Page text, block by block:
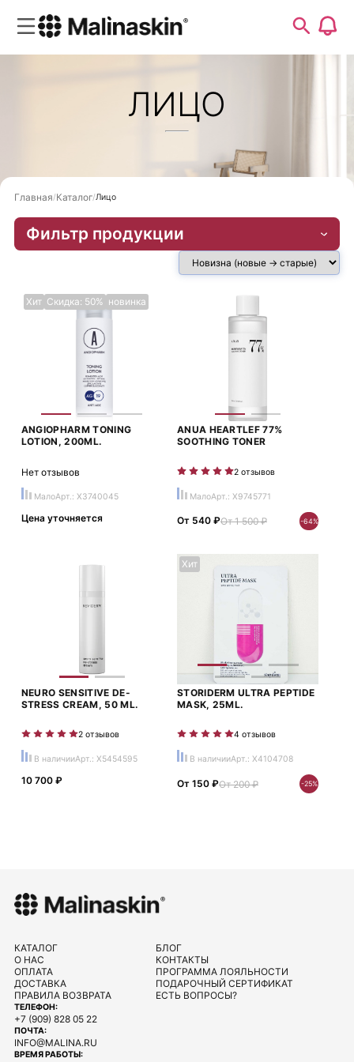
ЛИЦО
Главная Каталог Лицо
Фильтр продукции
Хит Скидка: 50% новинка
ANGIOPHARM TONING
LOTION, 200ML.
Нет отзывов
МалоАрт.: X3740045
Цена уточняется
ANUA HEARTLEF 77%
SOOTHING TONER
2 отзывов
МалоАрт.: X9745771
От 540 ₽От 1 500 ₽ -64%
NEURO SENSITIVE DE-
STRESS CREAM, 50 ML.
2 отзывов
В наличииАрт.: X5454595
10 700 ₽
Хит
STORIDERM ULTRA PEPTIDE
MASK, 25ML.
4 отзывов
В наличииАрт.: X4104708
От 150 ₽От 200 ₽ -25%
ТЕЛЕФОН:
+7 (909) 828 05 22
ПОЧТА:
INFO@MALINA.RU
ВРЕМЯ РАБОТЫ:
КАТАЛОГ
О НАС
ОПЛАТА
ДОСТАВКА
ПРАВИЛА ВОЗВРАТА
БЛОГ
КОНТАКТЫ
ПРОГРАММА ЛОЯЛЬНОСТИ
ПОДАРОЧНЫЙ СЕРТИФИКАТ
ЕСТЬ ВОПРОСЫ?